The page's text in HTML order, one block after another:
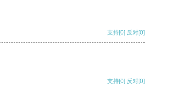
支持[0] 反对[0]
支持[0] 反对[0]